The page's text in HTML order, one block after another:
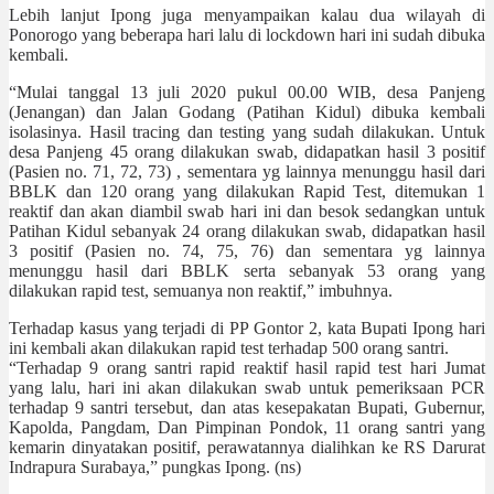
Lebih lanjut Ipong juga menyampaikan kalau dua wilayah di
Ponorogo yang beberapa hari lalu di lockdown hari ini sudah dibuka
kembali.
“Mulai tanggal 13 juli 2020 pukul 00.00 WIB, desa Panjeng
(Jenangan) dan Jalan Godang (Patihan Kidul) dibuka kembali
isolasinya. Hasil tracing dan testing yang sudah dilakukan. Untuk
desa Panjeng 45 orang dilakukan swab, didapatkan hasil 3 positif
(Pasien no. 71, 72, 73) , sementara yg lainnya menunggu hasil dari
BBLK dan 120 orang yang dilakukan Rapid Test, ditemukan 1
reaktif dan akan diambil swab hari ini dan besok sedangkan untuk
Patihan Kidul sebanyak 24 orang dilakukan swab, didapatkan hasil
3 positif (Pasien no. 74, 75, 76) dan sementara yg lainnya
menunggu hasil dari BBLK serta sebanyak 53 orang yang
dilakukan rapid test, semuanya non reaktif,” imbuhnya.
Terhadap kasus yang terjadi di PP Gontor 2, kata Bupati Ipong hari
ini kembali akan dilakukan rapid test terhadap 500 orang santri.
“Terhadap 9 orang santri rapid reaktif hasil rapid test hari Jumat
yang lalu, hari ini akan dilakukan swab untuk pemeriksaan PCR
terhadap 9 santri tersebut, dan atas kesepakatan Bupati, Gubernur,
Kapolda, Pangdam, Dan Pimpinan Pondok, 11 orang santri yang
kemarin dinyatakan positif, perawatannya dialihkan ke RS Darurat
Indrapura Surabaya,” pungkas Ipong. (ns)